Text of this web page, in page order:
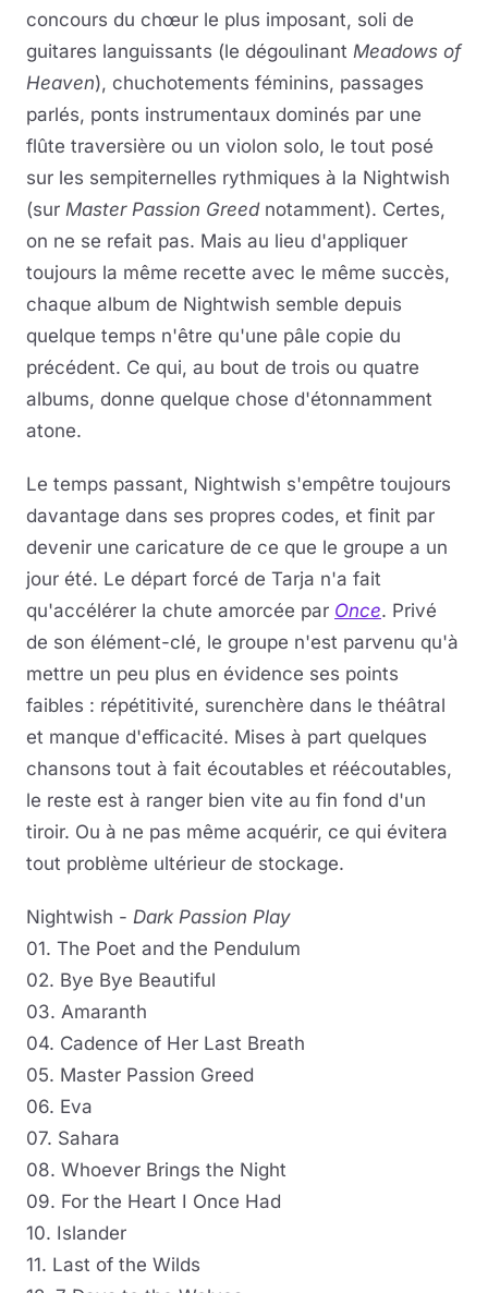
concours du chœur le plus imposant, soli de
guitares languissants (le dégoulinant Meadows of
Heaven), chuchotements féminins, passages
parlés, ponts instrumentaux dominés par une
flûte traversière ou un violon solo, le tout posé
sur les sempiternelles rythmiques à la Nightwish
(sur Master Passion Greednotamment). Certes,
on ne se refait pas. Mais au lieu d'appliquer
toujours la même recette avec le même succès,
chaque album de Nightwish semble depuis
quelque temps n'être qu'une pâle copie du
précédent. Ce qui, au bout de trois ou quatre
albums, donne quelque chose d'étonnamment
atone.
Le temps passant, Nightwish s'empêtre toujours
davantage dans ses propres codes, et finit par
devenir une caricature de ce que le groupe a un
jour été. Le départ forcé de Tarja n'a fait
qu'accélérer la chute amorcée par Once. Privé
de son élément-clé, le groupe n'est parvenu qu'à
mettre un peu plus en évidence ses points
faibles : répétitivité, surenchère dans le théâtral
et manque d'efficacité. Mises à part quelques
chansons tout à fait écoutables et réécoutables,
le reste est à ranger bien vite au fin fond d'un
tiroir. Ou à ne pas même acquérir, ce qui évitera
tout problème ultérieur de stockage.
Nightwish - Dark Passion Play
01. The Poet and the Pendulum
02. Bye Bye Beautiful
03. Amaranth
04. Cadence of Her Last Breath
05. Master Passion Greed
06. Eva
07. Sahara
08. Whoever Brings the Night
09. For the Heart I Once Had
10. Islander
11. Last of the Wilds